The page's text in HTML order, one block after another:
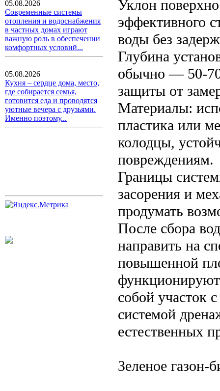
05.08.2026
Современные системы
отопления и водоснабжения
в частных домах играют
важную роль в обеспечении
комфортных условий...
05.08.2026
Кухня – сердце дома, место,
где собирается семья,
готовится еда и проводятся
уютные вечера с друзьями.
Именно поэтому...
Уклон
эффективного
воды без
Глубина
обычно — 50-70
защиты от
Материалы:
пластика или
колодцы,
повреждениям.
Границы
засорения и
продумать
После сбора
направить на
повышенной
собой участок
системой
естественных
Зеленое газон-